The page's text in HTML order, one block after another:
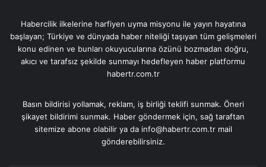
Habercilik ilkelerine harfiyen uyma misyonu ile yayın hayatına
başlayan; Türkiye ve dünyada haber niteliği taşıyan tüm gelişmeleri
konu edinen ve bunları okuyucularına özünü bozmadan doğru,
akıcı ve tarafsız şekilde sunmayı hedefleyen haber platformu
habertr.com.tr
Basın bildirisi yollamak, reklam, iş birliği teklifi sunmak. Öneri
şikayet bildirimi sunmak. Haber göndermek için, sağ taraftan
sitemize abone olabilir ya da info@habertr.com.tr mail
gönderebilirsiniz.